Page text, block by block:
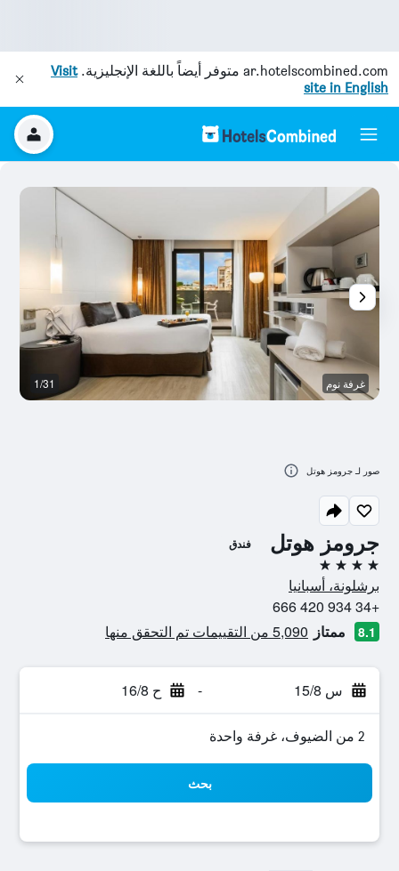
ar.hotelscombined.com متوفر أيضاً باللغة الإنجليزية.Visit
site in English
جرومز هوتل فندق
4 نجوم
برشلونة، أسبانيا
+34 934 420 666
8.1 ممتاز 5,090 من التقييمات تم التحقق منها
س 15/8 - ح 16/8
2 من الضيوف، غرفة واحدة
بحث
غرفة نوم 1/31
صور لـ جرومز هوتل